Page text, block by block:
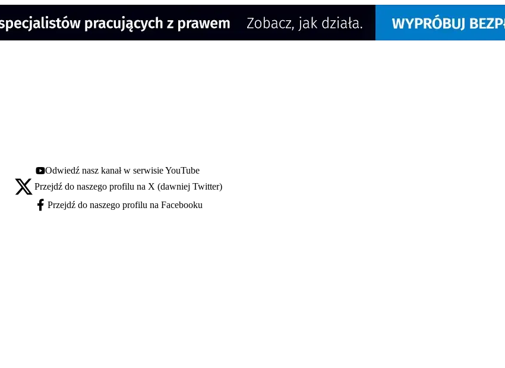
Youtube - otwiera się w nowej karcie
Odwiedź nasz kanał w serwisie YouTube
X - otwiera się w nowej karcie
Przejdź do naszego profilu na X (dawniej Twitter)
Facebook - otwiera się w nowej karcie
Przejdź do naszego profilu na Facebooku